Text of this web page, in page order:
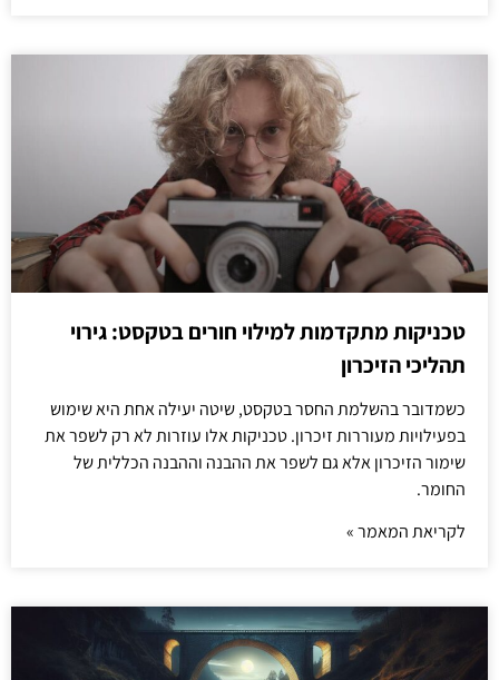
טכניקות מתקדמות למילוי חורים בטקסט: גירוי
תהליכי הזיכרון
כשמדובר בהשלמת החסר בטקסט, שיטה יעילה אחת היא שימוש
בפעילויות מעוררות זיכרון. טכניקות אלו עוזרות לא רק לשפר את
שימור הזיכרון אלא גם לשפר את ההבנה וההבנה הכללית של
החומר.
לקריאת המאמר »